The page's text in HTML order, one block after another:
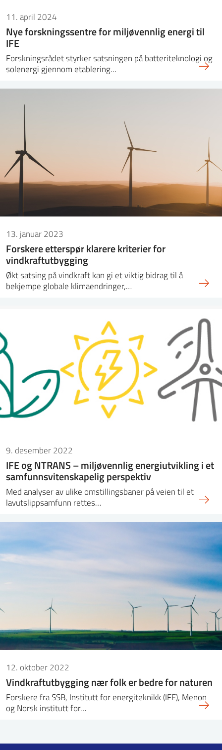
11. april 2024
Nye forskningssentre for miljøvennlig energi til
IFE
Forskningsrådet styrker satsningen på batteriteknologi og
solenergi gjennom etablering…
13. januar 2023
Forskere etterspør klarere kriterier for
vindkraftutbygging
Økt satsing på vindkraft kan gi et viktig bidrag til å
bekjempe globale klimaendringer,…
9. desember 2022
IFE og NTRANS – miljøvennlig energiutvikling i et
samfunnsvitenskapelig perspektiv
Med analyser av ulike omstillingsbaner på veien til et
lavutslippsamfunn rettes…
12. oktober 2022
Vindkraftutbygging nær folk er bedre for naturen
Forskere fra SSB, Institutt for energiteknikk (IFE), Menon
og Norsk institutt for…